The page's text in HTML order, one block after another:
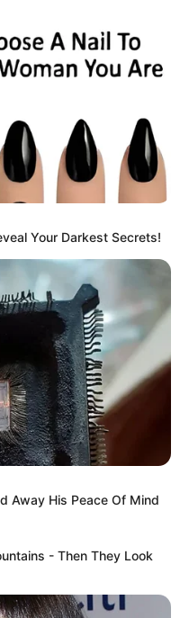
rozgrywa się
bezpieczeństwo sobie
których wspólnie
stoczyć, aby
Your Darkest Secrets!
Away His Peace Of Mind
- Then They Look